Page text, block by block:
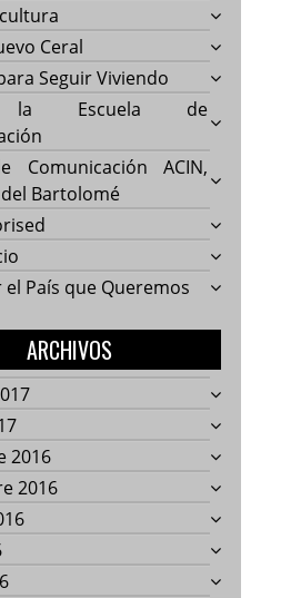
Ceral
Seguir Viviendo
la Escuela de
Comunicación ACIN,
Bartolomé
País que Queremos
ARCHIVOS
2016
2016